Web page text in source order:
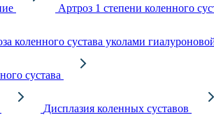
Артроз 1 степени коленного
коленного сустава уколами
сустава
Дисплазия коленных суставов